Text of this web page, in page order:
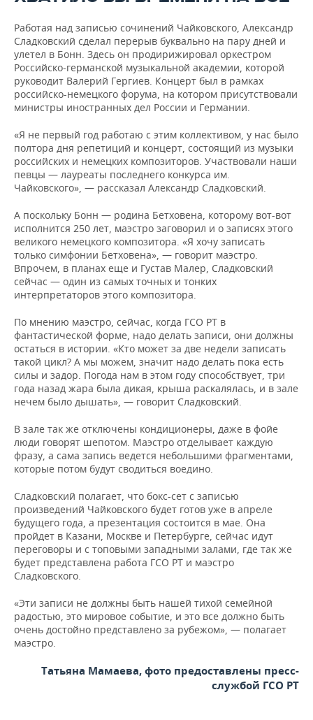
Работая над записью сочинений Чайковского, Александр
Сладковский сделал перерыв буквально на пару дней и
улетел в Бонн. Здесь он продирижировал оркестром
Российско-германской музыкальной академии, которой
руководит Валерий Гергиев. Концерт был в рамках
российско-немецкого форума, на котором присутствовали
министры иностранных дел России и Германии.
«Я не первый год работаю с этим коллективом, у нас было
полтора дня репетиций и концерт, состоящий из музыки
российских и немецких композиторов. Участвовали наши
певцы — лауреаты последнего конкурса им.
Чайковского», — рассказал Александр Сладковский.
А поскольку Бонн — родина Бетховена, которому вот-вот
исполнится 250 лет, маэстро заговорил и о записях этого
великого немецкого композитора. «Я хочу записать
только симфонии Бетховена», — говорит маэстро.
Впрочем, в планах еще и Густав Малер, Сладковский
сейчас — один из самых точных и тонких
интерпретаторов этого композитора.
По мнению маэстро, сейчас, когда ГСО РТ в
фантастической форме, надо делать записи, они должны
остаться в истории. «Кто может за две недели записать
такой цикл? А мы можем, значит надо делать пока есть
силы и задор. Погода нам в этом году способствует, три
года назад жара была дикая, крыша раскалялась, и в зале
нечем было дышать», — говорит Сладковский.
В зале так же отключены кондиционеры, даже в фойе
люди говорят шепотом. Маэстро отделывает каждую
фразу, а сама запись ведется небольшими фрагментами,
которые потом будут сводиться воедино.
Сладковский полагает, что бокс-сет с записью
произведений Чайковского будет готов уже в апреле
будущего года, а презентация состоится в мае. Она
пройдет в Казани, Москве и Петербурге, сейчас идут
переговоры и с топовыми западными залами, где так же
будет представлена работа ГСО РТ и маэстро
Сладковского.
«Эти записи не должны быть нашей тихой семейной
радостью, это мировое событие, и это все должно быть
очень достойно представлено за рубежом», — полагает
маэстро.
Татьяна Мамаева, фото предоставлены пресс-
службой ГСО РТ